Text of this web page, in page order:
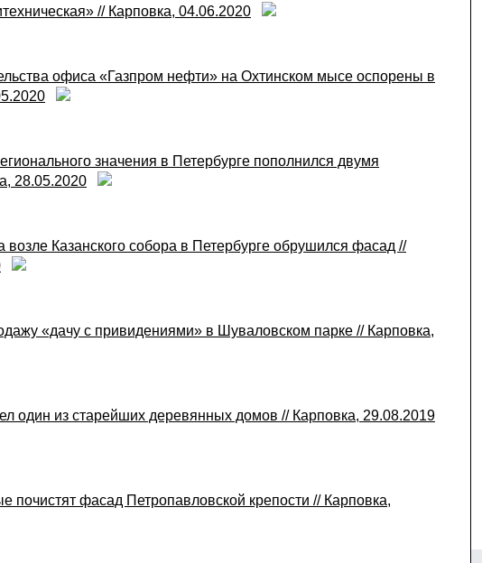
// Карповка, 04.06.2020
офиса «Газпром нефти» на Охтинском мысе оспорены в
значения в Петербурге пополнился двумя
28.05.2020
возле Казанского собора в Петербурге обрушился фасад //
«дачу с привидениями» в Шуваловском парке // Карповка,
один из старейших деревянных домов // Карповка, 29.08.2019
почистят фасад Петропавловской крепости // Карповка,